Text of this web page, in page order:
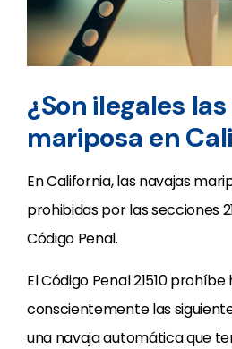
¿Son ilegales
mariposa en
En California, las navajas
prohibidas por las secciones
Código Penal.
El Código Penal 21510
conscientemente las
una navaja automática que